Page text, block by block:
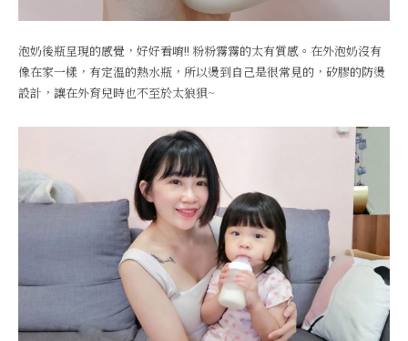
泡奶後瓶呈現的感覺，好好看唷!! 粉粉霧霧的太有質感。在外泡奶沒有
像在家一樣，有定溫的熱水瓶，所以燙到自己是很常見的，矽膠的防燙
設計，讓在外育兒時也不至於太狼狽~